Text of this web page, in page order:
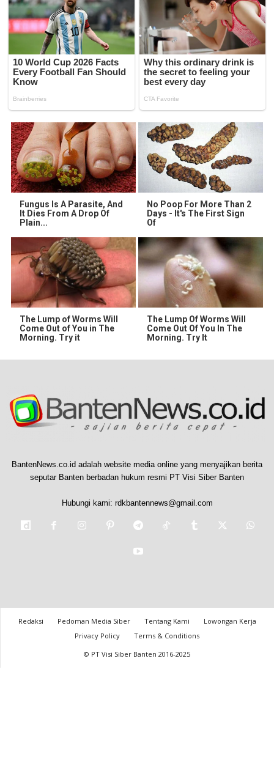
Fungus Is A Parasite, And
It Dies From A Drop Of
Plain...
No Poop For More Than 2
Days - It's The First Sign
Of
The Lump of Worms Will
Come Out of You in The
Morning. Try it
The Lump Of Worms Will
Come Out Of You In The
Morning. Try It
BantenNews.co.id adalah website media online yang menyajikan berita
seputar Banten berbadan hukum resmi PT Visi Siber Banten
Hubungi kami: rdkbantennews@gmail.com
Redaksi Pedoman Media Siber Tentang Kami
Lowongan Kerja
Privacy Policy
Terms & Conditions
© PT Visi Siber Banten 2016-2025